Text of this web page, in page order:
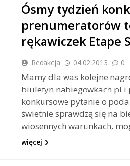
Ósmy tydzień
prenumeratorów
rękawiczek Etape
Redakcja 04.02.2013 0
Mamy dla was kolejne
biuletyn nabiegowkach.pl i
konkursowe pytanie o
świetnie sprawdzą się na
wiosennych warunkach,
więcej